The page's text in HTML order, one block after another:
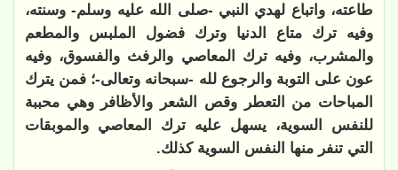
طاعته، واتباع لهدي النبي -صلى الله عليه وسلم- وسنته،
وفيه ترك متاع الدنيا وترك فضول الملبس والمطعم
والمشرب، وفيه ترك المعاصي والرفث والفسوق، وفيه
عون على التوبة والرجوع لله -سبحانه وتعالى-؛ فمن يترك
المباحات من التعطر وقص الشعر والأظافر وهي محببة
للنفس السوية، يسهل عليه ترك المعاصي والموبقات
التي تنفر منها النفس السوية كذلك.